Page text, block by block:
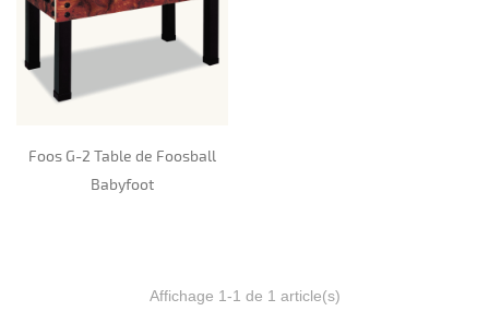
Foos G-2 Table de Foosball
Babyfoot
Affichage 1-1 de 1 article(s)